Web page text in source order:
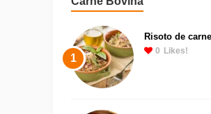
1
Risoto de carne
0 Likes!